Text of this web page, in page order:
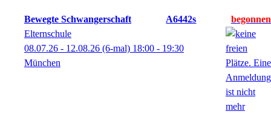
Bewegte Schwangerschaft
A6442s
Elternschule
08.07.26 - 12.08.26 (6-mal) 18:00 - 19:30
München